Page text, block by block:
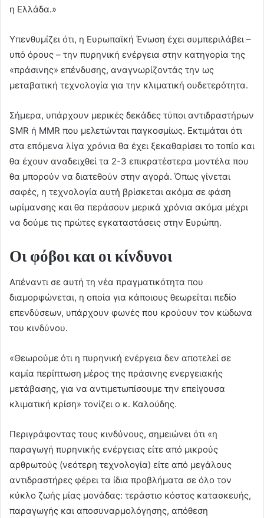
η Ελλάδα.»
Υπενθυμίζει ότι, η Ευρωπαϊκή Ένωση έχει συμπεριλάβει –
υπό όρους – την πυρηνική ενέργεια στην κατηγορία της
«πράσινης» επένδυσης, αναγνωρίζοντάς την ως
μεταβατική τεχνολογία για την κλιματική ουδετερότητα.
Σήμερα, υπάρχουν μερικές δεκάδες τύποι αντιδραστήρων
SMR ή MMR που μελετώνται παγκοσμίως. Εκτιμάται ότι
στα επόμενα λίγα χρόνια θα έχει ξεκαθαρίσει το τοπίο και
θα έχουν αναδειχθεί τα 2-3 επικρατέστερα μοντέλα που
θα μπορούν να διατεθούν στην αγορά. Όπως γίνεται
σαφές, η τεχνολογία αυτή βρίσκεται ακόμα σε φάση
ωρίμανσης και θα περάσουν μερικά χρόνια ακόμα μέχρι
να δούμε τις πρώτες εγκαταστάσεις στην Ευρώπη.
Οι φόβοι και οι κίνδυνοι
Απέναντι σε αυτή τη νέα πραγματικότητα που
διαμορφώνεται, η οποία για κάποιους θεωρείται πεδίο
επενδύσεων, υπάρχουν φωνές που κρούουν τον κώδωνα
του κινδύνου.
«Θεωρούμε ότι η πυρηνική ενέργεια δεν αποτελεί σε
καμία περίπτωση μέρος της πράσινης ενεργειακής
μετάβασης, για να αντιμετωπίσουμε την επείγουσα
κλιματική κρίση» τονίζει ο κ. Καλούδης.
Περιγράφοντας τους κινδύνους, σημειώνει ότι «η
παραγωγή πυρηνικής ενέργειας είτε από μικρούς
αρθρωτούς (νεότερη τεχνολογία) είτε από μεγάλους
αντιδραστήρες φέρει τα ίδια προβλήματα σε όλο τον
κύκλο ζωής μίας μονάδας: τεράστιο κόστος κατασκευής,
παραγωγής και αποσυναρμολόγησης, απόθεση